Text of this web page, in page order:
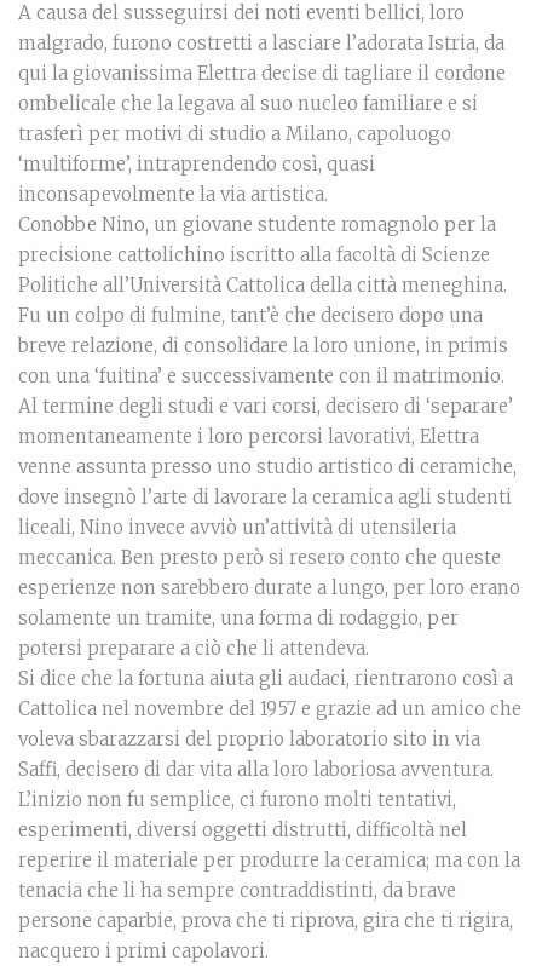
A causa del susseguirsi dei noti eventi bellici, loro
malgrado, furono costretti a lasciare l’adorata Istria, da
qui la giovanissima Elettra decise di tagliare il cordone
ombelicale che la legava al suo nucleo familiare e si
trasferì per motivi di studio a Milano, capoluogo
‘multiforme’, intraprendendo così, quasi
inconsapevolmente la via artistica.
Conobbe Nino, un giovane studente romagnolo per la
precisione cattolichino iscritto alla facoltà di Scienze
Politiche all’Università Cattolica della città meneghina.
Fu un colpo di fulmine, tant’è che decisero dopo una
breve relazione, di consolidare la loro unione, in primis
con una ‘fuitina’ e successivamente con il matrimonio.
Al termine degli studi e vari corsi, decisero di ‘separare’
momentaneamente i loro percorsi lavorativi, Elettra
venne assunta presso uno studio artistico di ceramiche,
dove insegnò l’arte di lavorare la ceramica agli studenti
liceali, Nino invece avviò un’attività di utensileria
meccanica. Ben presto però si resero conto che queste
esperienze non sarebbero durate a lungo, per loro erano
solamente un tramite, una forma di rodaggio, per
potersi preparare a ciò che li attendeva.
Si dice che la fortuna aiuta gli audaci, rientrarono così a
Cattolica nel novembre del 1957 e grazie ad un amico che
voleva sbarazzarsi del proprio laboratorio sito in via
Saffi, decisero di dar vita alla loro laboriosa avventura.
L’inizio non fu semplice, ci furono molti tentativi,
esperimenti, diversi oggetti distrutti, difficoltà nel
reperire il materiale per produrre la ceramica; ma con la
tenacia che li ha sempre contraddistinti, da brave
persone caparbie, prova che ti riprova, gira che ti rigira,
nacquero i primi capolavori.